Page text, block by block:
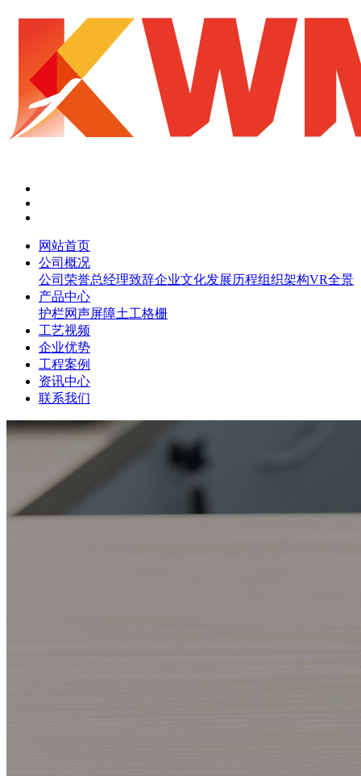
网站首页
公司概况
公司荣誉总经理致辞企业文化发展历程组织架构VR全景
产品中心
护栏网声屏障土工格栅
工艺视频
企业优势
工程案例
资讯中心
联系我们